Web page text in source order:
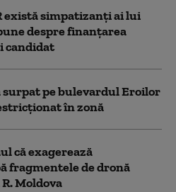
există simpatizanți ai lui
despre finanțarea
candidat
surpat pe bulevardul Eroilor
în zonă
că exagerează
fragmentele de dronă
Moldova